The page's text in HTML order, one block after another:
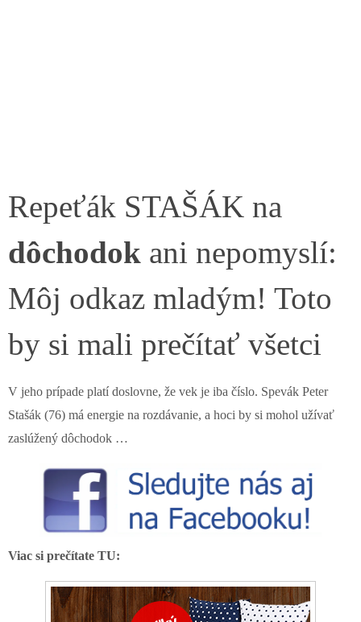
Repeťák STAŠÁK na
dôchodok ani nepomyslí:
Môj odkaz mladým! Toto
by si mali prečítať všetci
V jeho prípade platí doslovne, že vek je iba číslo. Spevák Peter
Stašák (76) má energie na rozdávanie, a hoci by si mohol užívať
zaslúžený dôchodok …
Viac si prečítate TU: